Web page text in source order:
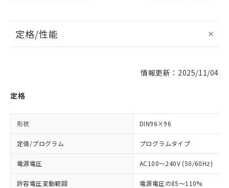
定格/性能
情報更新：2025/11/04
定格
形状 DIN96×96
定値/プログラム プログラムタイプ
電源電圧 AC100～240V (50/60Hz)
許容電圧変動範囲 電源電圧の85～110%